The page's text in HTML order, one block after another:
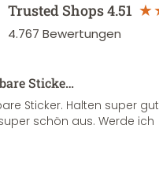
Trusted Shops4.51
4.767 Bewertungen
Sticke…
Sticker. Halten super gut
schön aus. Werde ich